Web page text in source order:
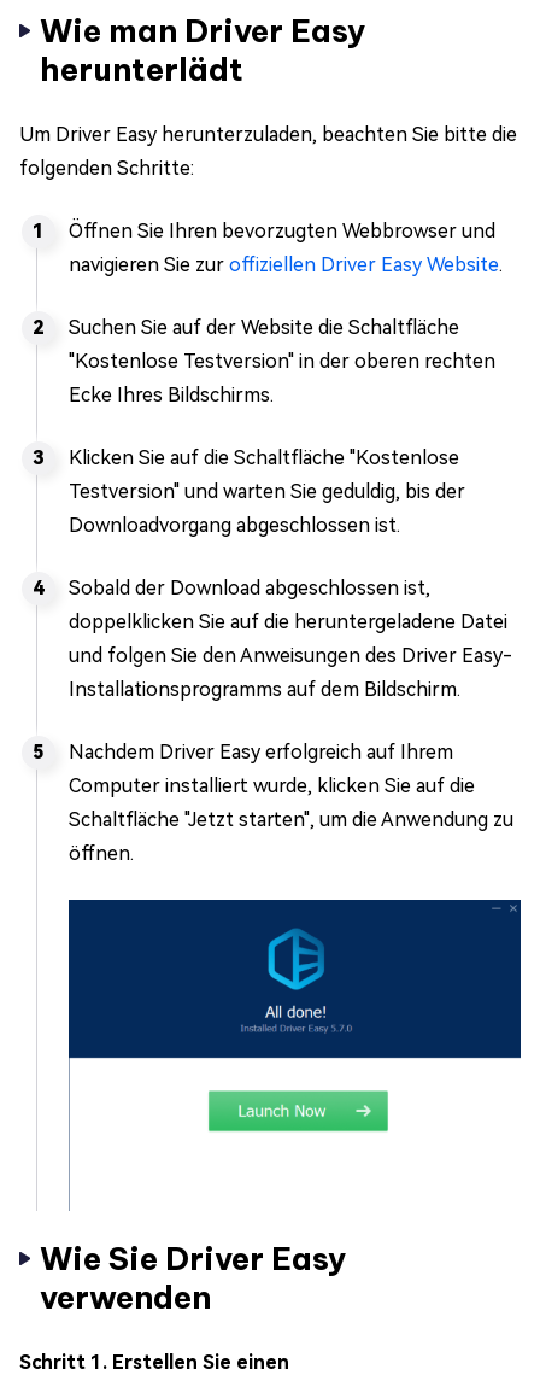
Wie man Driver Easy
herunterlädt
Um Driver Easy herunterzuladen, beachten Sie bitte die
folgenden Schritte:
Öffnen Sie Ihren bevorzugten Webbrowser und
navigieren Sie zur offiziellen Driver Easy Website.
Suchen Sie auf der Website die Schaltfläche
"Kostenlose Testversion" in der oberen rechten
Ecke Ihres Bildschirms.
Klicken Sie auf die Schaltfläche "Kostenlose
Testversion" und warten Sie geduldig, bis der
Downloadvorgang abgeschlossen ist.
Sobald der Download abgeschlossen ist,
doppelklicken Sie auf die heruntergeladene Datei
und folgen Sie den Anweisungen des Driver Easy-
Installationsprogramms auf dem Bildschirm.
Nachdem Driver Easy erfolgreich auf Ihrem
Computer installiert wurde, klicken Sie auf die
Schaltfläche "Jetzt starten", um die Anwendung zu
öffnen.
Wie Sie Driver Easy
verwenden
Schritt 1. Erstellen Sie einen